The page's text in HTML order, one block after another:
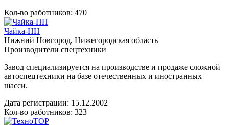
Кол-во работников: 470
Чайка-НН
Нижний Новгород, Нижегородская область
Производители спецтехники
Завод специализируется на производстве и продаже сложной
автоспецтехники на базе отечественных и иностранных
шасси.
Дата регистрации: 15.12.2002
Кол-во работников: 323